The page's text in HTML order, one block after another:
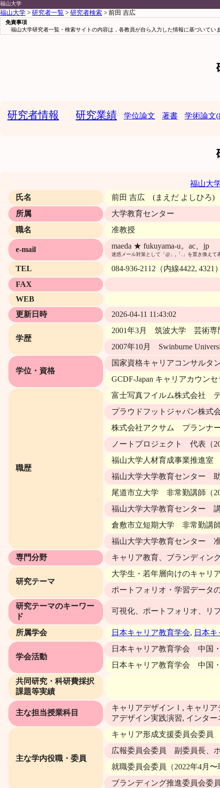
福山大学
福山大学 > 研究者一覧 > 研究者検索 > 前田 吉広
免責事項
福山大学研究者一覧・検索サイトの内容は，各教員が自ら入力した情報に基づいて
研究者情報 研究業績 学位論文 著書 学術論文
福山大
氏名
前田 吉広 (まえだ よしひ
所属
大学教育センター
職名
准教授
e-mail maeda ★ fukuyama-u。ac、jp
迷惑メール対策として「@」,「.」を置き換えて
TEL
084-936-2112（内線4422, 4321
FAX
WEB
更新日時
2026-04-11 11:43:02
学歴
2001年3月 筑波大学 芸術
2007年10月 Swinburne
学位・資格
国家資格キャリアコンサルタ
GCDF-Japan キャリアカウン
職歴
富士写真フイルム株式会社 デ
プラウドフットジャパン株式
株式会社アクサム プランナ
ノートプロジェクト 代表（
福山大学人材育成事業推進室
福山大学大学教育センター
尾道市立大学 非常勤講師（
福山大学大学教育センター
倉敷市立短期大学 非常勤講
福山大学大学教育センター
専門分野
キャリア教育、ブランディン
研究テーマ
大学生・若年層向けのキャリ
ポートフォリオ・学習データ
研究テーマのキーワー
ド
可視化、ポートフォリオ、リ
所属学会 日本キャリア教育学会, 日本
学会活動
日本キャリア教育学会 中国
日本キャリア教育学会 中国
共同研究・科研費採択
課題等実績
主な担当授業科目
キャリアデザインⅠ, キャリア
アデザイン実践演習, インタ
主な学内役職・委員
キャリア形成支援委員会委員
広報委員会委員 副委員長、
就職委員会委員（2022年4月〜
ブランディング推進委員会委